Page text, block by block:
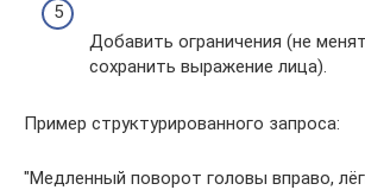
Добавить ограничения (не
сохранить выражение лица).
Пример структурированного запроса:
"Медленный поворот головы вправо,